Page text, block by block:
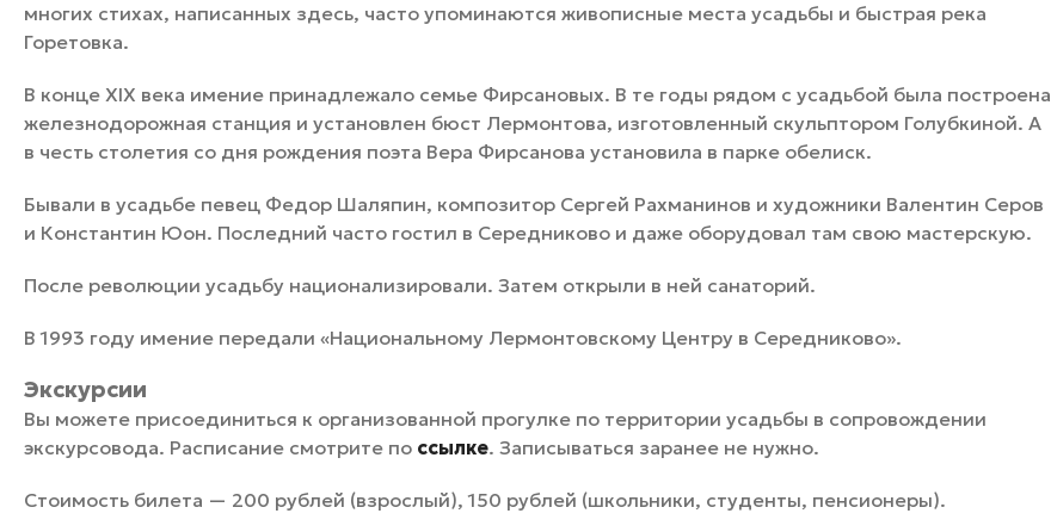
многих стихах, написанных здесь, часто упоминаются живописные места усадьбы и быстрая река
Горетовка.
В конце XIX века имение принадлежало семье Фирсановых. В те годы рядом с усадьбой была построена
железнодорожная станция и установлен бюст Лермонтова, изготовленный скульптором Голубкиной. А
в честь столетия со дня рождения поэта Вера Фирсанова установила в парке обелиск.
Бывали в усадьбе певец Федор Шаляпин, композитор Сергей Рахманинов и художники Валентин Серов
и Константин Юон. Последний часто гостил в Середниково и даже оборудовал там свою мастерскую.
После революции усадьбу национализировали. Затем открыли в ней санаторий.
В 1993 году имение передали «Национальному Лермонтовскому Центру в Середниково».
Экскурсии
Вы можете присоединиться к организованной прогулке по территории усадьбы в сопровождении
экскурсовода. Расписание смотрите по ссылке. Записываться заранее не нужно.
Стоимость билета — 200 рублей (взрослый), 150 рублей (школьники, студенты, пенсионеры).